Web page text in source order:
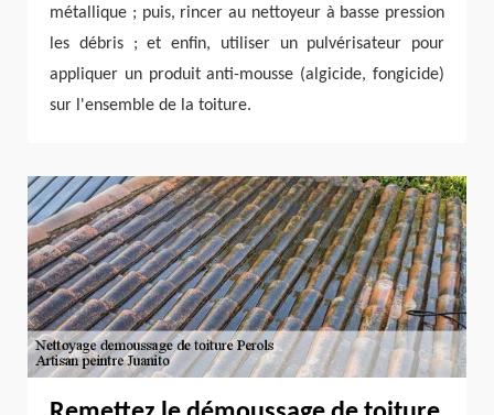
métallique ; puis, rincer au nettoyeur à basse pression
les débris ; et enfin, utiliser un pulvérisateur pour
appliquer un produit anti-mousse (algicide, fongicide)
sur l'ensemble de la toiture.